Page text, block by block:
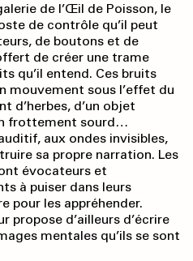
de l’Œil de Poisson, le
de contrôle qu’il peut
de boutons et de
de créer une trame
qu’il entend. Ces bruits
mouvement sous l’effet du
d’herbes, d’un objet
frottement sourd…
aux ondes invisibles,
sa propre narration. Les
évocateurs et
à puiser dans leurs
pour les appréhender.
propose d’ailleurs d’écrire
mentales qu’ils se sont